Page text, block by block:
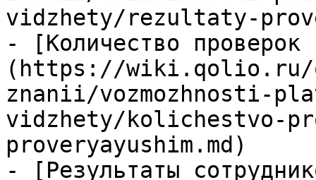
vidzhety/rezultaty-
- [Количество проверок
(https://wiki.qolio.ru/
znanii/vozmozhnosti-
vidzhety/kolichestvo-
proveryayushim.md)
- [Результаты